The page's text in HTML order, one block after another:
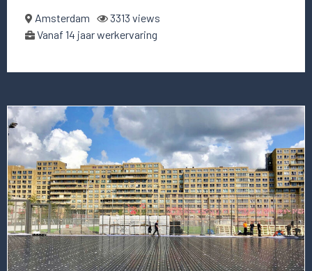
Amsterdam
3313 views
Vanaf 14 jaar werkervaring
Lees
meer
over
deze
vacature
Head
of
Finance